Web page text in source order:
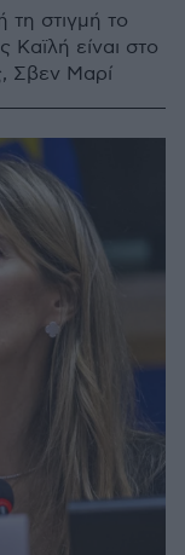
τη στιγμή το
είναι στο
Σβεν Μαρί